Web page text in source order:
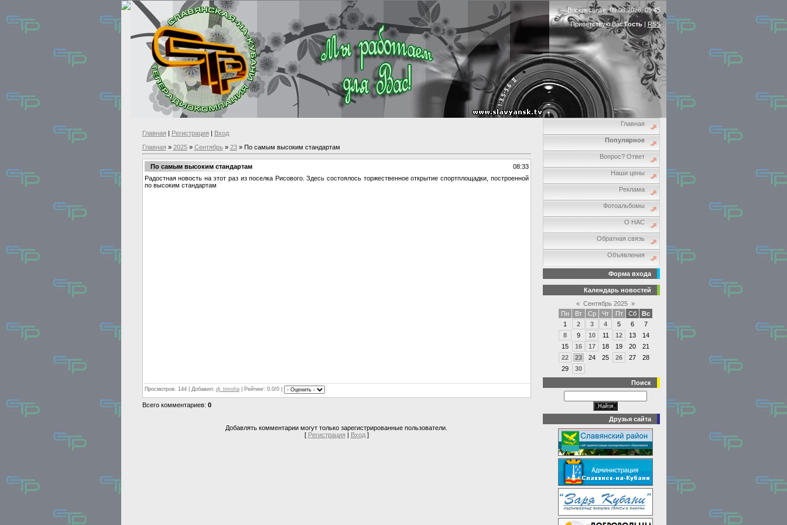
Воскресенье, 09.08.2026, 09:45
Приветствую ВасГость| RSS
Главная | Регистрация | Вход
Главная » 2025 » Сентябрь » 23» По самым высоким стандартам
По самым высоким стандартам
08:33
Радостная новость на этот раз из поселка Рисового. Здесь состоялось торжественное открытие спортплощадки, построенной
по высоким стандартам
Просмотров: 144 | Добавил: dj_timoha| Рейтинг: 0.0/0 |
Всего комментариев: 0
Добавлять комментарии могут только зарегистрированные пользователи.
[ Регистрация | Вход]
Главная
Популярное
Вопрос? Ответ
Наши цены
Реклама
Фотоальбомы
О НАС
Обратная связь
Объявления
Форма входа
Календарь новостей
« Сентябрь 2025 »
Пн
Вт Ср Чт Пт Сб
Вс
1
2 3 4 5 6
7
8
9 10 11 12 13
14
15
16 17 18 19 20
21
22
23 24 25 26 27
28
29
30
Поиск
Друзья сайта